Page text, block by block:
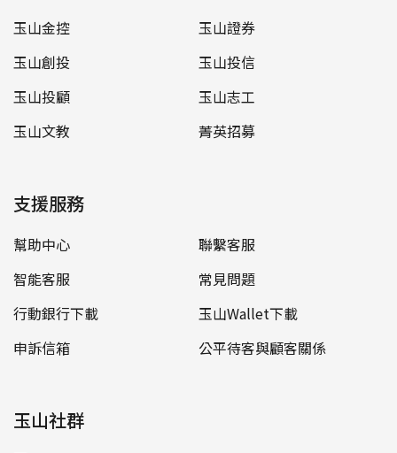
玉山金控
玉山證券
玉山創投
玉山投信
玉山投顧
玉山志工
玉山文教
菁英招募
支援服務
幫助中心
聯繫客服
智能客服
常見問題
行動銀行下載
玉山Wallet下載
申訴信箱
公平待客與顧客關係
玉山社群